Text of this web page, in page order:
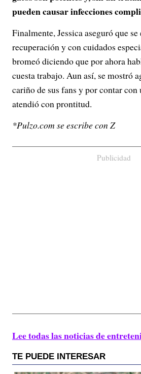
pueden causar infecciones
Finalmente, Jessica aseguró que
recuperación y con cuidados
bromeó diciendo que por ahora
cuesta trabajo. Aun así, se mostró
cariño de sus fans y por contar
atendió con prontitud.
*Pulzo.com se escribe con Z
Publicidad
Lee todas las noticias de